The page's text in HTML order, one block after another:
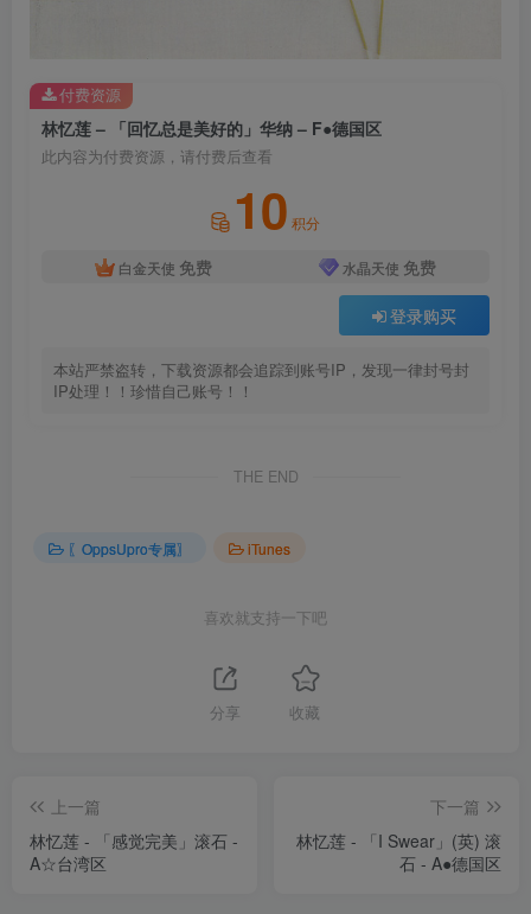
林忆莲 – 「回忆总是美好的」华纳 – F●德国区
此内容为付费资源，请付费后查看
10 积分
白金天使 免费 水晶天使 免费
登录购买
本站严禁盗转，下载资源都会追踪到账号IP，发现一律封号封
IP处理！！珍惜自己账号！！
付费资源
THE END
〖OppsUpro专属〗 iTunes
喜欢就支持一下吧
分享 收藏
上一篇
林忆莲 - 「感觉完美」滚石 -
A☆台湾区
下一篇
林忆莲 - 「I Swear」(英) 滚
石 - A●德国区